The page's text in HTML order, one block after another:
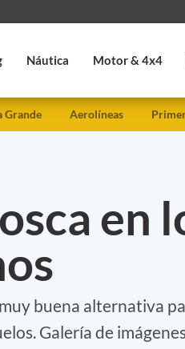
Náutica Motor & 4x4
Grande Aerolíneas
en
buena alternativa
Galería de